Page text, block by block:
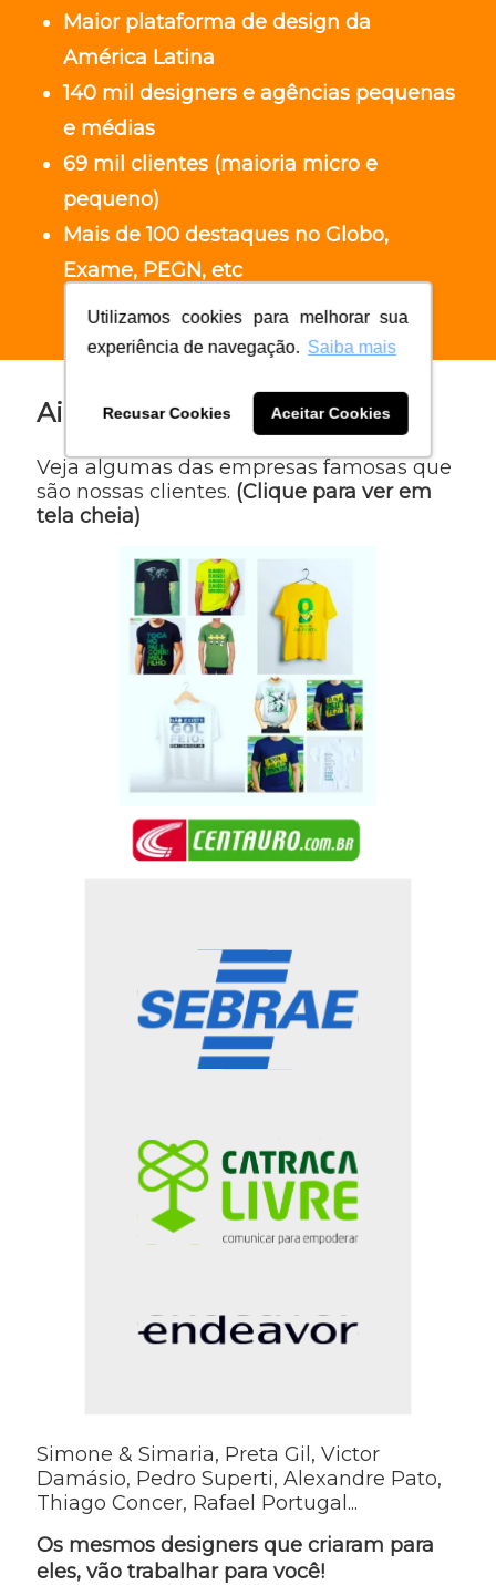
Utilizamos cookies para melhorar sua
experiência de navegação. Saiba mais
Recusar Cookies Aceitar Cookies
Maior plataforma de design da
América Latina
140 mil designers e agências pequenas
e médias
69 mil clientes (maioria micro e
pequeno)
Mais de 100 destaques no Globo,
Exame, PEGN, etc
Ainda inseguro?
Veja algumas das empresas famosas que
são nossas clientes. (Clique para ver em
tela cheia)
Simone & Simaria, Preta Gil, Victor
Damásio, Pedro Superti, Alexandre Pato,
Thiago Concer, Rafael Portugal...
Os mesmos designers que criaram para
eles, vão trabalhar para você!